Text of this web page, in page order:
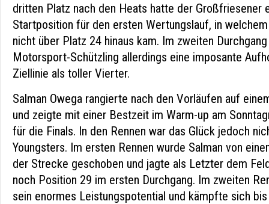
dritten Platz nach den Heats hatte der Großfriesener
Startposition für den ersten Wertungslauf, in
nicht über Platz 24 hinaus kam. Im zweiten
Motorsport-Schützling allerdings eine imposante
Ziellinie als toller Vierter.
Salman Owega rangierte nach den Vorläufen auf
und zeigte mit einer Bestzeit im Warm-up am
für die Finals. In den Rennen war das Glück jedoch
Youngsters. Im ersten Rennen wurde Salman von
der Strecke geschoben und jagte als Letzter dem
noch Position 29 im ersten Durchgang. Im zweiten
sein enormes Leistungspotential und kämpfte sich